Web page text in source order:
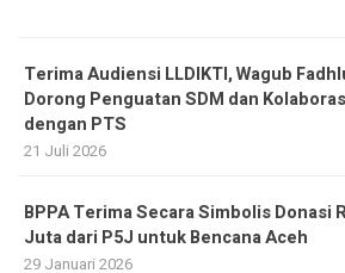
Terima Audiensi LLDIKTI, Wagub
Dorong Penguatan SDM dan
dengan PTS
21 Juli 2026
BPPA Terima Secara Simbolis Donasi
Juta dari P5J untuk Bencana Aceh
29 Januari 2026